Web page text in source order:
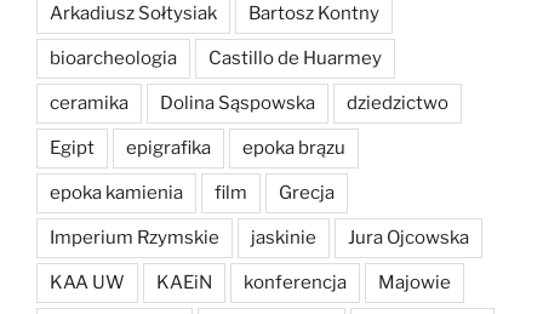
Arkadiusz Sołtysiak Bartosz Kontny
bioarcheologia Castillo de Huarmey
ceramika Dolina Sąspowska dziedzictwo
Egipt epigrafika epoka brązu
epoka kamienia film Grecja
Imperium Rzymskie jaskinie Jura Ojcowska
KAA UW KAEiN konferencja Majowie